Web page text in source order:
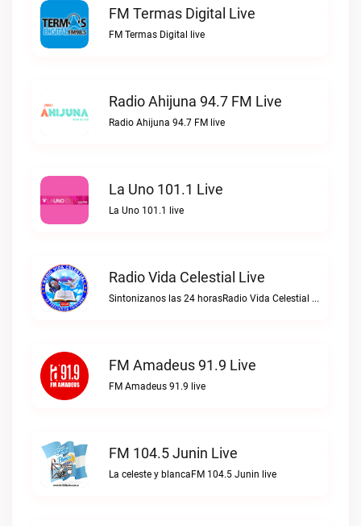
FM Termas Digital Live
FM Termas Digital live
Radio Ahijuna 94.7 FM Live
Radio Ahijuna 94.7 FM live
La Uno 101.1 Live
La Uno 101.1 live
Radio Vida Celestial Live
Sintonizanos las 24 horasRadio Vida Celestial live
FM Amadeus 91.9 Live
FM Amadeus 91.9 live
FM 104.5 Junin Live
La celeste y blancaFM 104.5 Junin live